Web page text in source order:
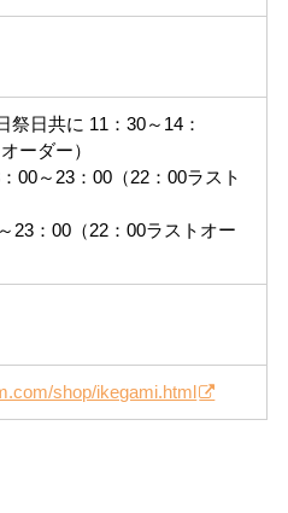
祭日共に 11：30～14：
ーダー）
00～23：00（22：00ラスト
23：00（22：00ラストオー
shop/ikegami.html